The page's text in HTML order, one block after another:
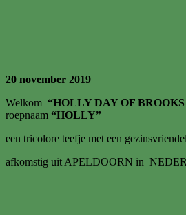
20 november 2019
Welkom “HOLLY DAY OF
roepnaam “HOLLY”
een tricolore teefje met een
afkomstig uit APELDOORN in